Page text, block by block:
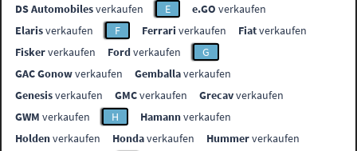
DS Automobilesverkaufen E e.GO verkaufen
Elarisverkaufen F Ferrari verkaufen Fiatverkaufen
Fiskerverkaufen Fordverkaufen
G
GAC Gonowverkaufen Gemballaverkaufen
Genesisverkaufen GMCverkaufen Grecavverkaufen
GWM verkaufen H Hamannverkaufen
Holdenverkaufen Hondaverkaufen Hummerverkaufen